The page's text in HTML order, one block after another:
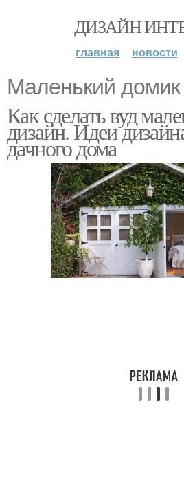
ДИЗАЙН
главная новости
Маленький домик
Как сделать вуд
дизайн. Идеи
дачного дома